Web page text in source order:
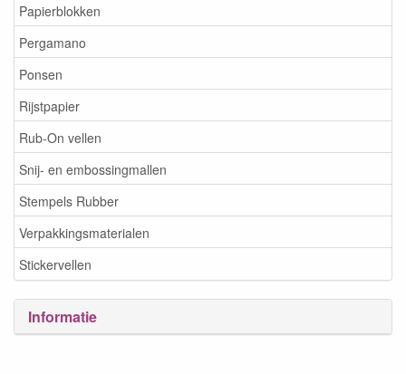
Papierblokken
Pergamano
Ponsen
Rijstpapier
Rub-On vellen
Snij- en embossingmallen
Stempels Rubber
Verpakkingsmaterialen
Stickervellen
Informatie